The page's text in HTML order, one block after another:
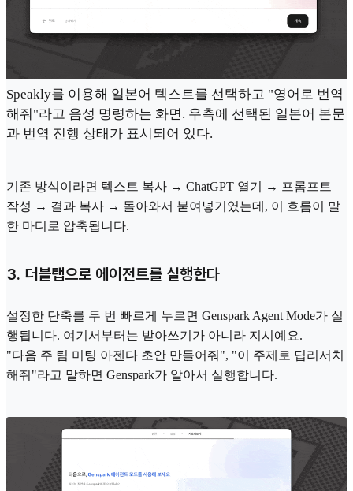
Speakly를 이용해 일본어 텍스트를 선택하고 "영어로 번역
해줘"라고 음성 명령하는 화면. 우측에 선택된 일본어 본문
과 번역 진행 상태가 표시되어 있다.
기존 방식이라면 텍스트 복사 → ChatGPT 열기 → 프롬프트
작성 → 결과 복사 → 돌아와서 붙여넣기였는데, 이 흐름이 말
한 마디로 압축됩니다.
3. 더블탭으로 에이전트를 실행한다
설정한 단축를 두 번 빠르게 누르면 Genspark Agent Mode가 실
행됩니다. 여기서부터는 받아쓰기가 아니라 지시예요.
"다음 주 팀 미팅 아젠다 초안 만들어줘", "이 주제로 딥리서치
해줘"라고 말하면 Genspark가 알아서 실행합니다.